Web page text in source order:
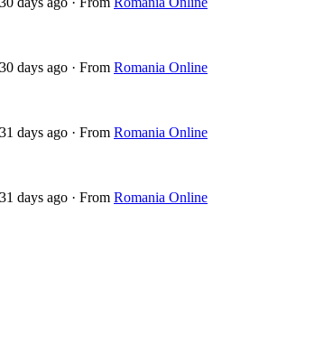
30 days ago · From Romania Online
31 days ago · From Romania Online
31 days ago · From Romania Online